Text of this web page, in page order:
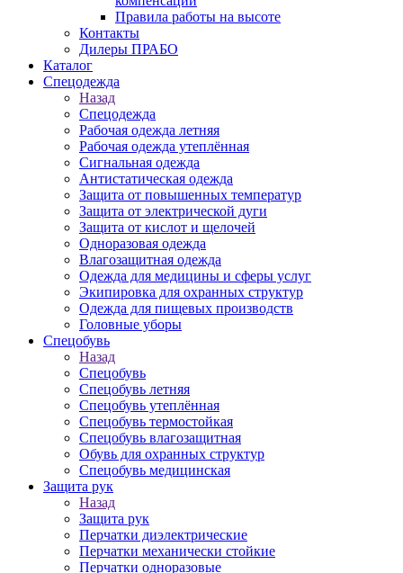
Правила работы на высоте
Контакты
Дилеры ПРАБО
Каталог
Спецодежда
Назад
Спецодежда
Рабочая одежда летняя
Рабочая одежда утеплённая
Сигнальная одежда
Антистатическая одежда
Защита от повышенных температур
Защита от электрической дуги
Защита от кислот и щелочей
Одноразовая одежда
Влагозащитная одежда
Одежда для медицины и сферы услуг
Экипировка для охранных структур
Одежда для пищевых производств
Головные уборы
Спецобувь
Назад
Спецобувь
Спецобувь летняя
Спецобувь утеплённая
Спецобувь термостойкая
Спецобувь влагозащитная
Обувь для охранных структур
Спецобувь медицинская
Защита рук
Назад
Защита рук
Перчатки диэлектрические
Перчатки механически стойкие
Перчатки одноразовые